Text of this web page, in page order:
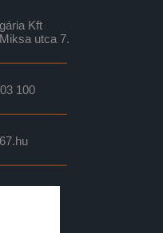
Kft
utca 7.
100